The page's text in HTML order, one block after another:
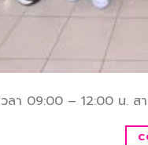
ลา 09:00 – 12:00 น. ส